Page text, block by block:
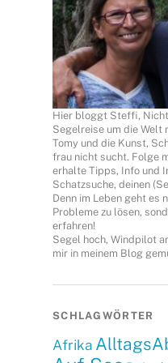
Hier bloggt Steffi,
Segelreise um die Welt
Tomy und die Kunst,
frau nicht sucht. Folge
erhalte Tipps, Info und
Schatzsuche, deinen
Denn im Leben geht es
Probleme zu lösen,
erfahren!
Segel hoch, Windpilot
mir in meinem Blog
SCHLAGWÖRTER
Afrika